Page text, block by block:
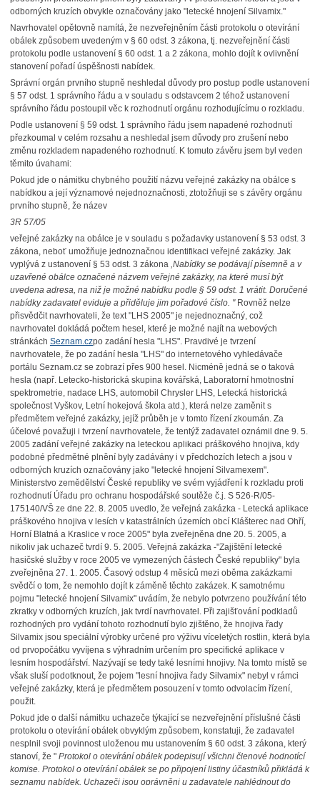
odborných kruzích obvykle označovány jako "letecké hnojení Silvamix."
Navrhovatel opětovně namítá, že nezveřejněním části protokolu o otevírání
obálek způsobem uvedeným v § 60 odst. 3 zákona, tj. nezveřejnění části
protokolu podle ustanovení § 60 odst. 1 a 2 zákona, mohlo dojít k ovlivnění
stanovení pořadí úspěšnosti nabídek.
Správní orgán prvního stupně neshledal důvody pro postup podle ustanovení
§ 57 odst. 1 správního řádu a v souladu s odstavcem 2 téhož ustanovení
správního řádu postoupil věc k rozhodnutí orgánu rozhodujícímu o rozkladu.
Podle ustanovení § 59 odst. 1 správního řádu jsem napadené rozhodnutí
přezkoumal v celém rozsahu a neshledal jsem důvody pro zrušení nebo
změnu rozkladem napadeného rozhodnutí. K tomuto závěru jsem byl veden
těmito úvahami:
Pokud jde o námitku chybného použití názvu veřejné zakázky na obálce s
nabídkou a její významové nejednoznačnosti, ztotožňuji se s závěry orgánu
prvního stupně, že název
3R 57/05
veřejné zakázky na obálce je v souladu s požadavky ustanovení § 53 odst. 3
zákona, neboť umožňuje jednoznačnou identifikaci veřejné zakázky. Jak
vyplývá z ustanovení § 53 odst. 3 zákona ,Nabídky se podávají písemně a v
uzavřené obálce označené názvem veřejné zakázky, na které musí být
uvedena adresa, na niž je možné nabídku podle § 59 odst. 1 vrátit. Doručené
nabídky zadavatel eviduje a přiděluje jim pořadové číslo. " Rovněž nelze
přisvědčit navrhovateli, že text "LHS 2005" je nejednoznačný, což
navrhovatel dokládá počtem hesel, které je možné najít na webových
stránkách Seznam.czpo zadání hesla "LHS". Pravdivé je tvrzení
navrhovatele, že po zadání hesla "LHS" do internetového vyhledávače
portálu Seznam.cz se zobrazí přes 900 hesel. Nicméně jedná se o taková
hesla (např. Letecko-historická skupina kovářská, Laboratorní hmotnostní
spektrometrie, nadace LHS, automobil Chrysler LHS, Letecká historická
společnost Vyškov, Letní hokejová škola atd.), která nelze zaměnit s
předmětem veřejné zakázky, jejíž průběh je v tomto řízení zkoumán. Za
účelové považuji i tvrzení navrhovatele, že tentýž zadavatel oznámil dne 9. 5.
2005 zadání veřejné zakázky na leteckou aplikaci práškového hnojiva, kdy
podobné předmětné plnění byly zadávány i v předchozích letech a jsou v
odborných kruzích označovány jako "letecké hnojení Silvamexem".
Ministerstvo zemědělství České republiky ve svém vyjádření k rozkladu proti
rozhodnutí Úřadu pro ochranu hospodářské soutěže č.j. S 526-R/05-
175140/VŠ ze dne 22. 8. 2005 uvedlo, že veřejná zakázka - Letecká aplikace
práškového hnojiva v lesích v katastrálních územích obcí Klášterec nad Ohří,
Horní Blatná a Kraslice v roce 2005" byla zveřejněna dne 20. 5. 2005, a
nikoliv jak uchazeč tvrdí 9. 5. 2005. Veřejná zakázka -"Zajištění letecké
hasičské služby v roce 2005 ve vymezených částech České republiky" byla
zveřejněna 27. 1. 2005. Časový odstup 4 měsíců mezi oběma zakázkami
svědčí o tom, že nemohlo dojít k záměně těchto zakázek. K samotnému
pojmu "letecké hnojení Silvamix" uvádím, že nebylo potvrzeno používání této
zkratky v odborných kruzích, jak tvrdí navrhovatel. Při zajišťování podkladů
rozhodných pro vydání tohoto rozhodnutí bylo zjištěno, že hnojiva řady
Silvamix jsou speciální výrobky určené pro výživu víceletých rostlin, která byla
od prvopočátku vyvíjena s výhradním určením pro specifické aplikace v
lesním hospodářství. Nazývají se tedy také lesními hnojivy. Na tomto místě se
však sluší podotknout, že pojem "lesní hnojiva řady Silvamix" nebyl v rámci
veřejné zakázky, která je předmětem posouzení v tomto odvolacím řízení,
použit.
Pokud jde o další námitku uchazeče týkající se nezveřejnění příslušné části
protokolu o otevírání obálek obvyklým způsobem, konstatuji, že zadavatel
nesplnil svoji povinnost uloženou mu ustanovením § 60 odst. 3 zákona, který
stanoví, že " Protokol o otevírání obálek podepisují všichni členové hodnotící
komise. Protokol o otevírání obálek se po připojení listiny účastníků přikládá k
seznamu nabídek. Uchazeči jsou oprávněni u zadavatele nahlédnout do